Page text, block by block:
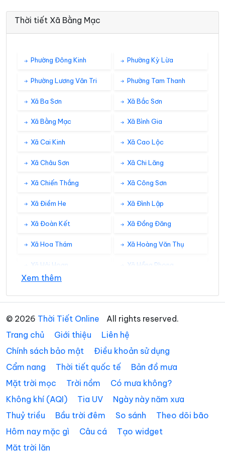
Thời tiết Xã Bằng Mạc
Phường Đông Kinh Phường Kỳ Lừa
Phường Lương Văn Tri Phường Tam Thanh
Xã Ba Sơn Xã Bắc Sơn
Xã Bằng Mạc Xã Bình Gia
Xã Cai Kinh Xã Cao Lộc
Xã Châu Sơn Xã Chi Lăng
Xã Chiến Thắng Xã Công Sơn
Xã Điềm He Xã Đình Lập
Xã Đoàn Kết Xã Đồng Đăng
Xã Hoa Thám Xã Hoàng Văn Thụ
Xã Hội Hoan Xã Hồng Phong
Xã Khuất Xá
Xã Kiên Mộc Xã Lộc Bình
Xã Lợi Bác Xã Mẫu Sơn
Xã Na Dương Xã Na Sầm
Xã Quan Sơn Xã Quốc Khánh
Xã Quốc Việt
Xem thêm
© 2026 Thời Tiết Online
All rights reserved.
Trang chủ
Giới thiệu
Liên hệ
Chính sách bảo mật
Điều khoản sử dụng
Cẩm nang
Thời tiết quốc tế
Bản đồ mưa
Mặt trời mọc
Trời nồm
Có mưa không?
Không khí (AQI)
Tia UV
Ngày này năm xưa
Thuỷ triều
Bầu trời đêm So sánh
Theo dõi bão
Hôm nay mặc gì
Câu cá
Tạo widget
Mặt trời lặn